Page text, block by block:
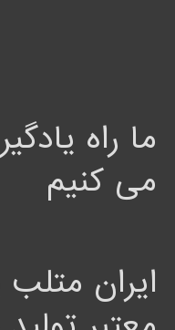
ما راه
می کنیم
ایران